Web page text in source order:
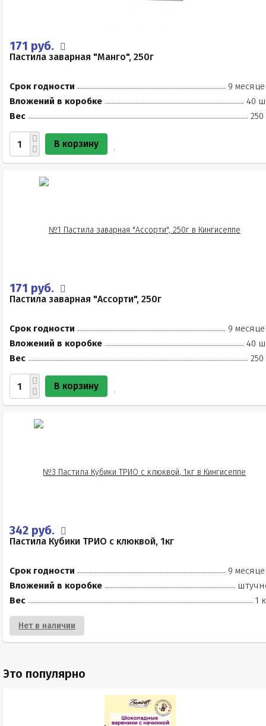
171 руб.
Пастила заварная "Манго", 250г
Срок годности
9
Вложений в коробке
40
Вес
250
В корзину
171 руб.
Пастила заварная "Ассорти", 250г
Срок годности
9
Вложений в коробке
40
Вес
250
В корзину
342 руб.
Пастила Кубики ТРИО с клюквой, 1кг
Срок годности
9
Вложений в коробке
Вес
1
Нет в наличии
Это популярно